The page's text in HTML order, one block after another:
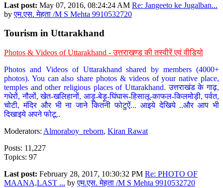
Last post: May 07, 2016, 08:24:24 AM Re: Jangeeto ke Jugalban...
byएम.एस. मेहता /M S Mehta 9910532720
Tourism in Uttarakhand
Photos & Videos of Uttarakhand - उत्तराखण्ड की तस्वीरें एवं वीडियो
Photos and Videos of Uttarakhand shared by members (4000+
photos). You can also share photos & videos of your native place,
temples and other religious places of Uttarakhand. उत्तराखंड के गाढ़,
गधेरों, नौलों, खेत-खलिहानों, आड़ू-बेड़ू-घिंघारू-हिसालू-काफल-किलमोड़ी, पर्वत,
चोटी, मंदिर और भी ना जाने कितनी फोटुऐं... आइये देखिये ..और आप भी
दिखाइये अपने फोटू..
Moderators: Almoraboy_reborn, Kiran Rawat
Posts: 11,227
Topics: 97
Last post: February 28, 2017, 10:30:32 PM Re: PHOTO OF
MAANA,LAST ... byएम.एस. मेहता /M S Mehta 9910532720